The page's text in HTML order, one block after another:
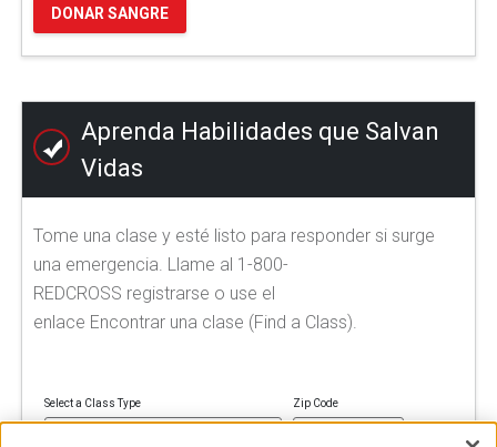
DONAR SANGRE
Aprenda Habilidades que Salvan
Vidas
Tome una clase y esté listo para responder si surge
una emergencia. Llame al 1-800-
REDCROSS registrarse o use el
enlace Encontrar una clase (Find a Class).
Select a Class Type Zip Code